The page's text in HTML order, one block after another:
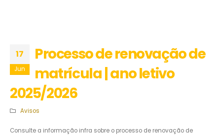
17
Jun
Processo de renovação de
matrícula | ano letivo
2025/2026
Avisos
Consulte a informação infra sobre o processo de renovação de